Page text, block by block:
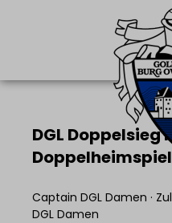
DGL Doppelsieg
Captain DGL Damen ·
DGL Damen